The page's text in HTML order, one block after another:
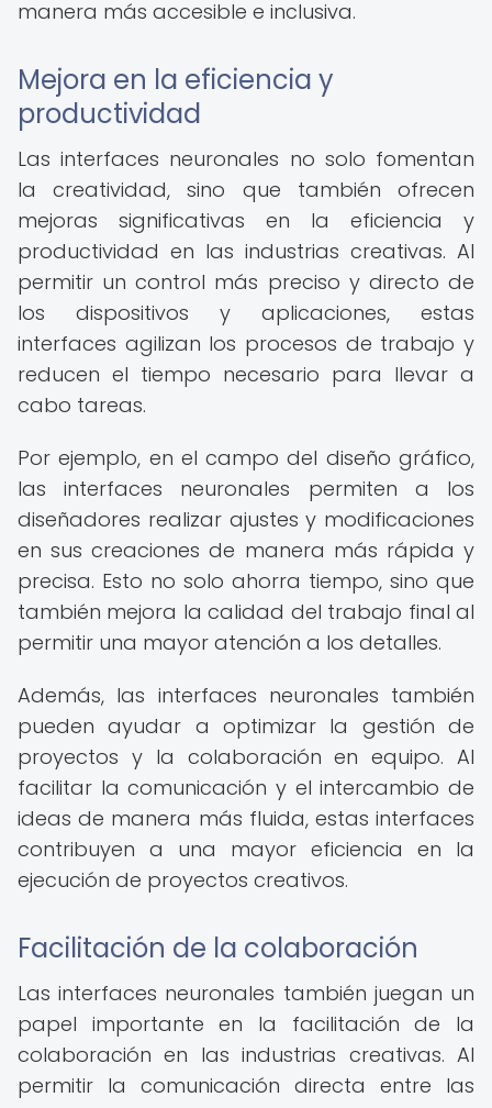
manera más accesible e inclusiva.
Mejora en la eficiencia y
productividad
Las interfaces neuronales no solo fomentan
la creatividad, sino que también ofrecen
mejoras significativas en la eficiencia y
productividad en las industrias creativas. Al
permitir un control más preciso y directo de
los dispositivos y aplicaciones, estas
interfaces agilizan los procesos de trabajo y
reducen el tiempo necesario para llevar a
cabo tareas.
Por ejemplo, en el campo del diseño gráfico,
las interfaces neuronales permiten a los
diseñadores realizar ajustes y modificaciones
en sus creaciones de manera más rápida y
precisa. Esto no solo ahorra tiempo, sino que
también mejora la calidad del trabajo final al
permitir una mayor atención a los detalles.
Además, las interfaces neuronales también
pueden ayudar a optimizar la gestión de
proyectos y la colaboración en equipo. Al
facilitar la comunicación y el intercambio de
ideas de manera más fluida, estas interfaces
contribuyen a una mayor eficiencia en la
ejecución de proyectos creativos.
Facilitación de la colaboración
Las interfaces neuronales también juegan un
papel importante en la facilitación de la
colaboración en las industrias creativas. Al
permitir la comunicación directa entre las